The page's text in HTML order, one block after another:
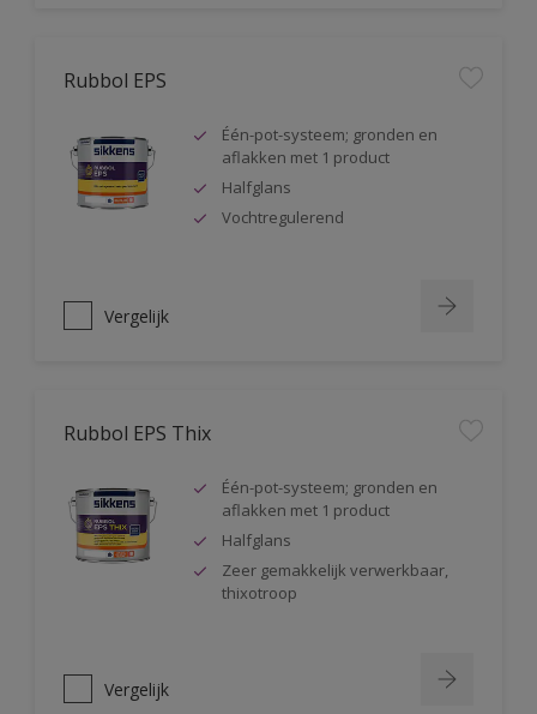
Rubbol EPS
Één-pot-systeem; gronden en
aflakken met 1 product
Halfglans
Vochtregulerend
Vergelijk
Rubbol EPS Thix
Één-pot-systeem; gronden en
aflakken met 1 product
Halfglans
Zeer gemakkelijk verwerkbaar,
thixotroop
Vergelijk